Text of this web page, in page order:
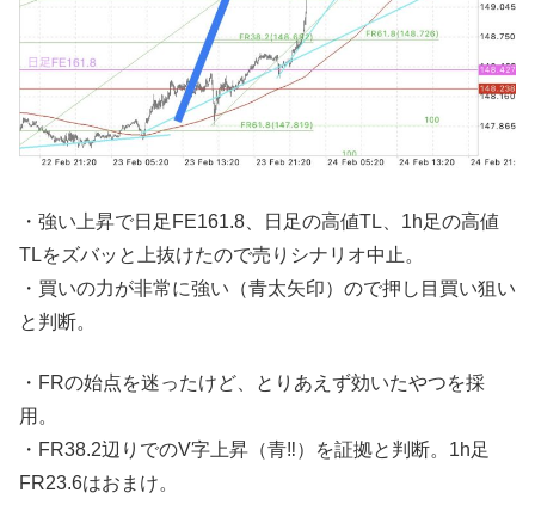
・強い上昇で日足FE161.8、日足の高値TL、1h足の高値
TLをズバッと上抜けたので売りシナリオ中止。
・買いの力が非常に強い（青太矢印）ので押し目買い狙い
と判断。
・FRの始点を迷ったけど、とりあえず効いたやつを採
用。
・FR38.2辺りでのV字上昇（青‼︎）を証拠と判断。1h足
FR23.6はおまけ。